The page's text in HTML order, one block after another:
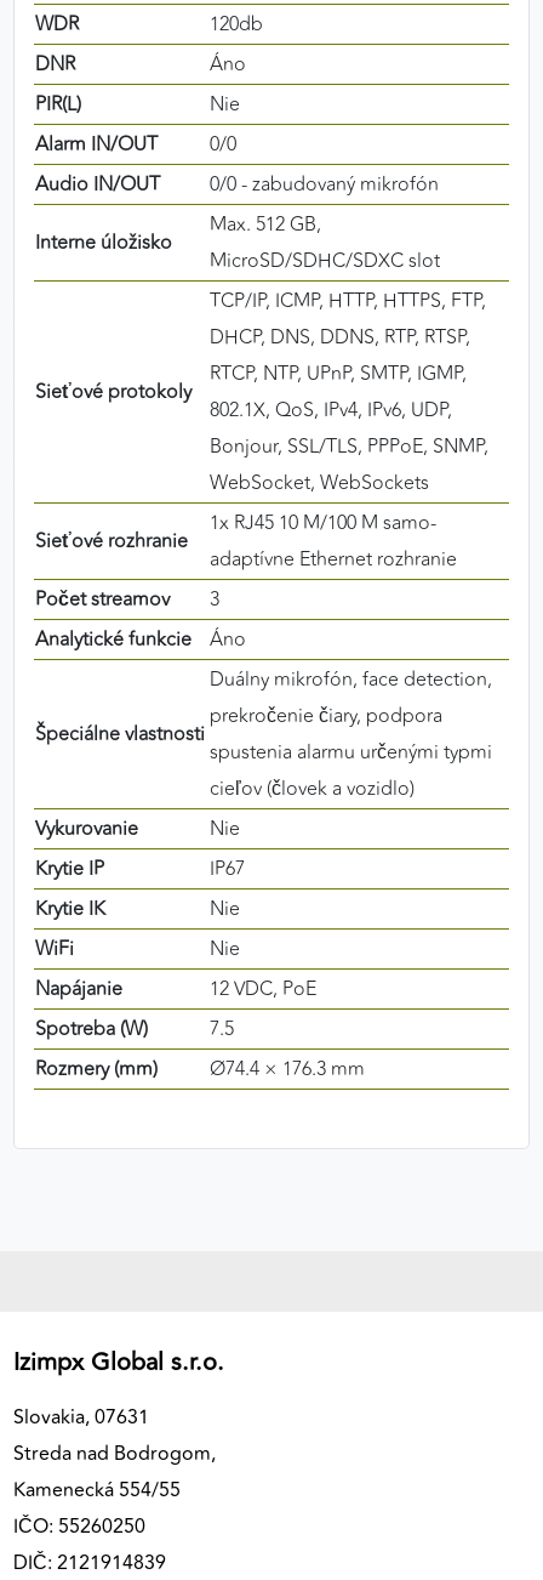
WDR
120db
DNR
Áno
PIR(L)
Nie
Alarm IN/OUT
0/0
Audio IN/OUT
0/0 - zabudovaný mikrofón
Interne úložisko
Max. 512 GB,
MicroSD/SDHC/SDXC slot
Sieťové protokoly
TCP/IP, ICMP, HTTP, HTTPS, FTP,
DHCP, DNS, DDNS, RTP, RTSP,
RTCP, NTP, UPnP, SMTP, IGMP,
802.1X, QoS, IPv4, IPv6, UDP,
Bonjour, SSL/TLS, PPPoE, SNMP,
WebSocket, WebSockets
Sieťové rozhranie
1x RJ45 10 M/100 M samo-
adaptívne Ethernet rozhranie
Počet streamov
3
Analytické funkcie
Áno
Špeciálne vlastnosti
Duálny mikrofón, face detection,
prekročenie čiary, podpora
spustenia alarmu určenými typmi
cieľov (človek a vozidlo)
Vykurovanie
Nie
Krytie IP
IP67
Krytie IK
Nie
WiFi
Nie
Napájanie
12 VDC, PoE
Spotreba (W)
7.5
Rozmery (mm)
Ø74.4 × 176.3 mm
Izimpx Global s.r.o.
Slovakia, 07631
Streda nad Bodrogom,
Kamenecká 554/55
IČO: 55260250
DIČ: 2121914839